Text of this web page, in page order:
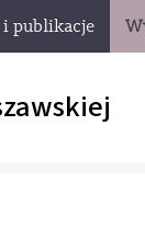
publikacje